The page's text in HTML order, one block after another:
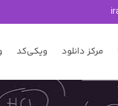
مرکز دانلود ویکی‌کد